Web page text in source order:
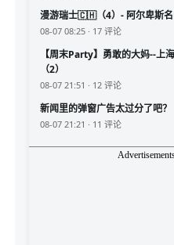
漫游瑞士🇨🇭（4）- 阿尔卑斯名
08-07 08:25 · 17 评论
【周末Party】勇敢的大妈--上
（2）
08-07 21:51 · 12 评论
新闻里的弹窗广告太过分了吧？
08-07 21:21 · 11 评论